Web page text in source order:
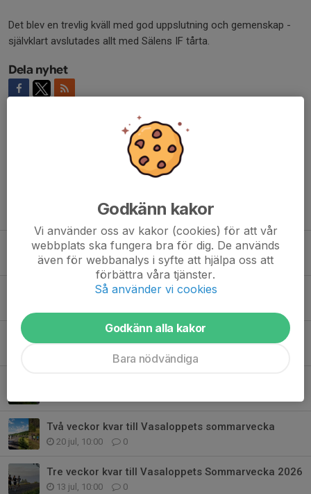
Det blev en trevlig kväll med god uppslutning och gemenskap -
självklart avslutades allt med Sälens IF tårta.
Dela nyhet
Tidigare nyheter
5 aug, 11:30 0
Funktionärsguide sommarveckan cykel 2026
Två veckor kvar till Vasaloppets sommarvecka
20 jul, 10:00 0
Tre veckor kvar till Vasaloppets Sommarvecka 2026
13 jul, 10:00 0
Godkänn kakor
Vi använder oss av kakor (cookies) för att vår
webbplats ska fungera bra för dig. De används
även för webbanalys i syfte att hjälpa oss att
förbättra våra tjänster.
Så använder vi cookies
Godkänn alla kakor
Bara nödvändiga